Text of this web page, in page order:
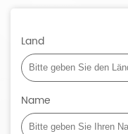
Land
Name